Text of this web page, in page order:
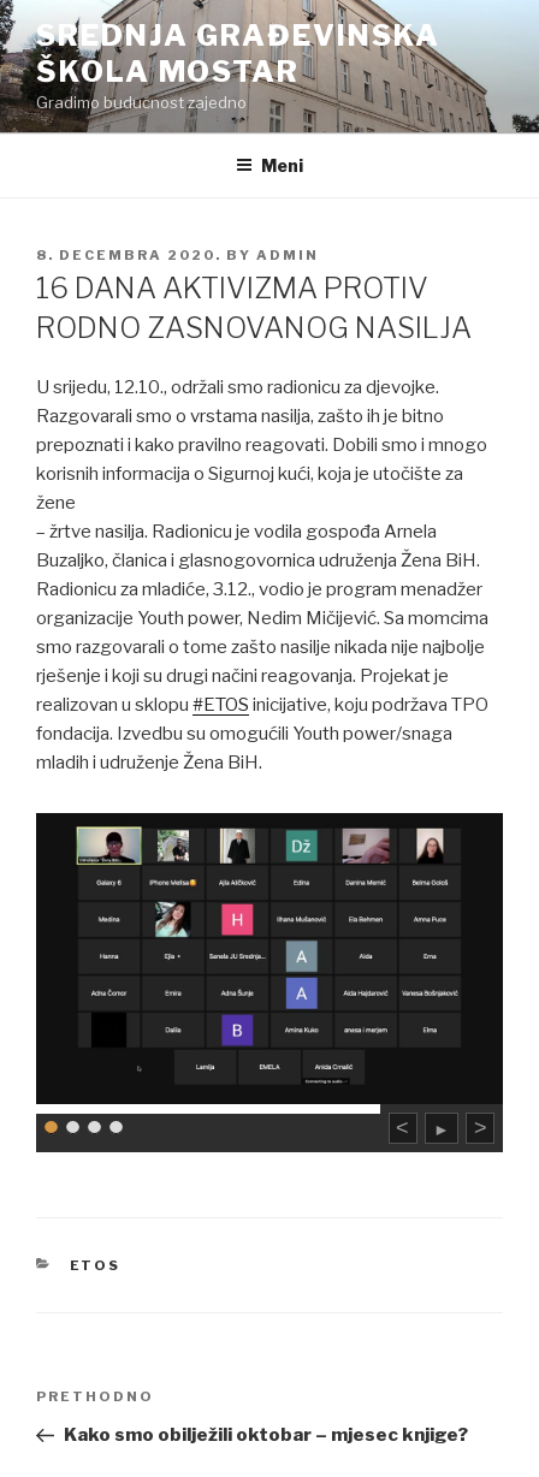
Preskoči
na
sadržaj
SREDNJA GRAĐEVINSKA
ŠKOLA MOSTAR
Gradimo budućnost zajedno
Meni
POSTED
ON
8. DECEMBRA 2020. BY ADMIN
16 DANA AKTIVIZMA PROTIV
RODNO ZASNOVANOG NASILJA
U srijedu, 12.10., održali smo radionicu za djevojke.
Razgovarali smo o vrstama nasilja, zašto ih je bitno
prepoznati i kako pravilno reagovati. Dobili smo i mnogo
korisnih informacija o Sigurnoj kući, koja je utočište za
žene
– žrtve nasilja. Radionicu je vodila gospođa Arnela
Buzaljko, članica i glasnogovornica udruženja Žena BiH.
Radionicu za mladiće, 3.12., vodio je program menadžer
organizacije Youth power, Nedim Mičijević. Sa momcima
smo razgovarali o tome zašto nasilje nikada nije najbolje
rješenje i koji su drugi načini reagovanja. Projekat je
realizovan u sklopu #ETOS inicijative, koju podržava TPO
fondacija. Izvedbu su omogućili Youth power/snaga
mladih i udruženje Žena BiH.
< ► >
CATEGORIES
ETOS
Previous
Post
PRETHODNO
Kako smo obilježili oktobar – mjesec knjige?